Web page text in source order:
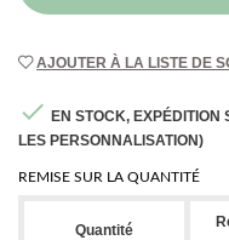
AJOUTER À LA LISTE DE
 EN STOCK, EXPÉDITION
LES PERSONNALISATION)
REMISE SUR LA QUANTITÉ
Quantité